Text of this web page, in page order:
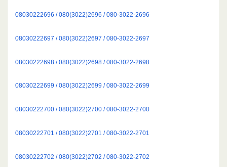
08030222696 / 080(3022)2696 / 080-3022-2696
08030222697 / 080(3022)2697 / 080-3022-2697
08030222698 / 080(3022)2698 / 080-3022-2698
08030222699 / 080(3022)2699 / 080-3022-2699
08030222700 / 080(3022)2700 / 080-3022-2700
08030222701 / 080(3022)2701 / 080-3022-2701
08030222702 / 080(3022)2702 / 080-3022-2702